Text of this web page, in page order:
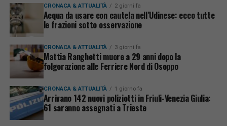
CRONACA & ATTUALITÀ 2 giorni fa
Acqua da usare con cautela nell’Udinese: ecco tutte
le frazioni sotto osservazione
CRONACA & ATTUALITÀ 3 giorni fa
Mattia Ranghetti muore a 29 anni dopo la
folgorazione alle Ferriere Nord di Osoppo
CRONACA & ATTUALITÀ 1 giorno fa
Arrivano 142 nuovi poliziotti in Friuli-Venezia Giulia:
61 saranno assegnati a Trieste